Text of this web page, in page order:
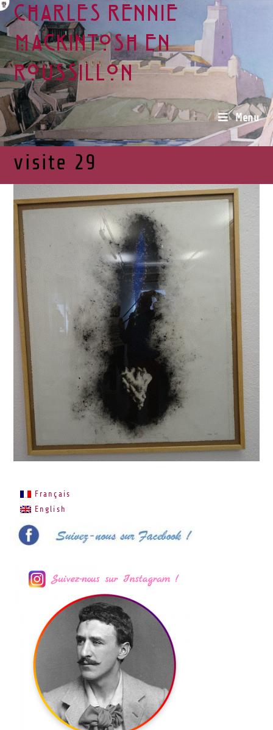
Charles Rennie
Mackintosh en
Roussillon
Menu
visite 29
Français
English